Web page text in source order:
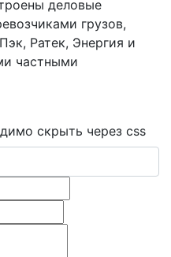
деловые
грузов,
Ратек, Энергия и
частными
скрыть через css